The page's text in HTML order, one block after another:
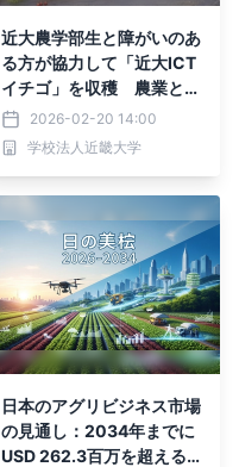
近大農学部生と障がいのあ
る方が協力して「近大ICT
イチゴ」を収穫 農業と福
祉の連携で、新たな農業人
材の育成をめざす
2026-02-20 14:00
学校法人近畿大学
日本のアグリビジネス市場
の見通し：2034年までに
USD 262.3百万を超える